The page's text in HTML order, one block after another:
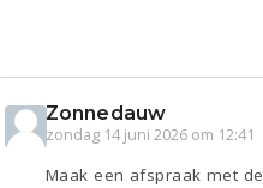
Zonnedauw
zondag 14 juni 2026 om 12:41
Maak een afspraak met